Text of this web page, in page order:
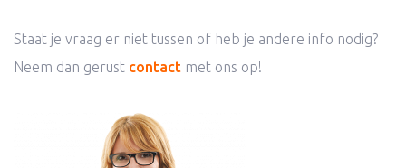
Staat je vraag er niet tussen of heb je andere info nodig?
Neem dan gerust contact met ons op!